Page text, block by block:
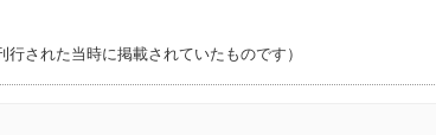
された当時に掲載されていたものです）